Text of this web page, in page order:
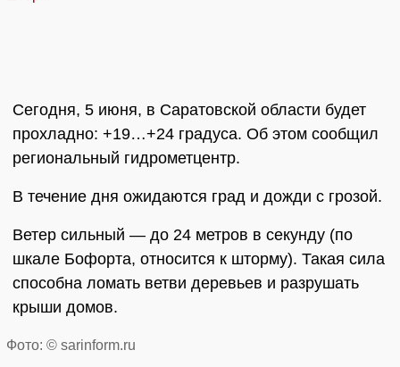
Сегодня, 5 июня, в Саратовской области будет
прохладно: +19…+24 градуса. Об этом сообщил
региональный гидрометцентр.
В течение дня ожидаются град и дожди с грозой.
Ветер сильный — до 24 метров в секунду (по
шкале Бофорта, относится к шторму). Такая сила
способна ломать ветви деревьев и разрушать
крыши домов.
Фото: © sarinform.ru